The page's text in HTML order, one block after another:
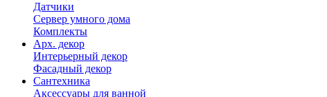
Датчики
Сервер умного дома
Комплекты
Арх. декор
Интерьерный декор
Фасадный декор
Сантехника
Аксессуары для ванной